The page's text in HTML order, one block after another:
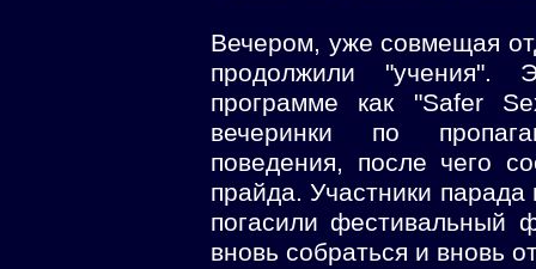
Вечером, уже совмещая
продолжили
программе как "Safer
вечеринки по
поведения, после чего
прайда. Участники
погасили фестивальный
вновь собраться и вновь